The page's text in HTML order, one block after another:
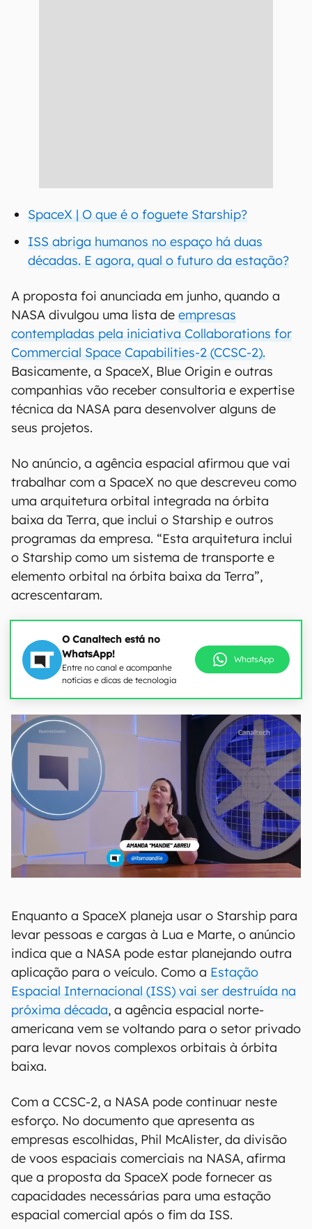
SpaceX | O que é o foguete Starship?
ISS abriga humanos no espaço há duas
décadas. E agora, qual o futuro da estação?
A proposta foi anunciada em junho, quando a
NASA divulgou uma lista de empresas
contempladas pela iniciativa Collaborations for
Commercial Space Capabilities-2 (CCSC-2).
Basicamente, a SpaceX, Blue Origin e outras
companhias vão receber consultoria e expertise
técnica da NASA para desenvolver alguns de
seus projetos.
No anúncio, a agência espacial afirmou que vai
trabalhar com a SpaceX no que descreveu como
uma arquitetura orbital integrada na órbita
baixa da Terra, que inclui o Starship e outros
programas da empresa. “Esta arquitetura inclui
o Starship como um sistema de transporte e
elemento orbital na órbita baixa da Terra”,
acrescentaram.
O Canaltech está no
WhatsApp!
Entre no canal e acompanhe
notícias e dicas de tecnologia
WhatsApp
Enquanto a SpaceX planeja usar o Starship para
levar pessoas e cargas à Lua e Marte, o anúncio
indica que a NASA pode estar planejando outra
aplicação para o veículo. Como a Estação
Espacial Internacional (ISS) vai ser destruída na
próxima década, a agência espacial norte-
americana vem se voltando para o setor privado
para levar novos complexos orbitais à órbita
baixa.
Com a CCSC-2, a NASA pode continuar neste
esforço. No documento que apresenta as
empresas escolhidas, Phil McAlister, da divisão
de voos espaciais comerciais na NASA, afirma
que a proposta da SpaceX pode fornecer as
capacidades necessárias para uma estação
espacial comercial após o fim da ISS.